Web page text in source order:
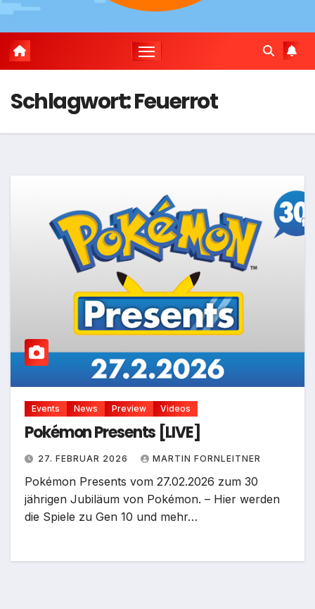
Schlagwort:Feuerrot
Events News Preview Videos
Pokémon Presents [LIVE]
27. FEBRUAR 2026 MARTIN FORNLEITNER
Pokémon Presents vom 27.02.2026 zum 30
jährigen Jubiläum von Pokémon. – Hier werden
die Spiele zu Gen 10 und mehr…